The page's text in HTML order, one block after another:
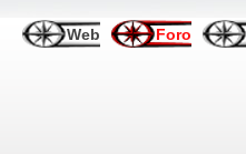
Web Foro